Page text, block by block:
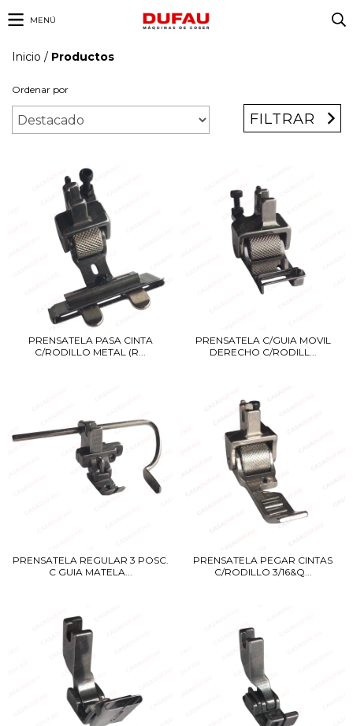
MENÚ
Inicio / Productos
Ordenar por
FILTRAR
PRENSATELA PASA CINTA
C/RODILLO METAL (R...
PRENSATELA C/GUIA MOVIL
DERECHO C/RODILL...
PRENSATELA REGULAR 3 POSC.
C GUIA MATELA...
PRENSATELA PEGAR CINTAS
C/RODILLO 3/16&Q...